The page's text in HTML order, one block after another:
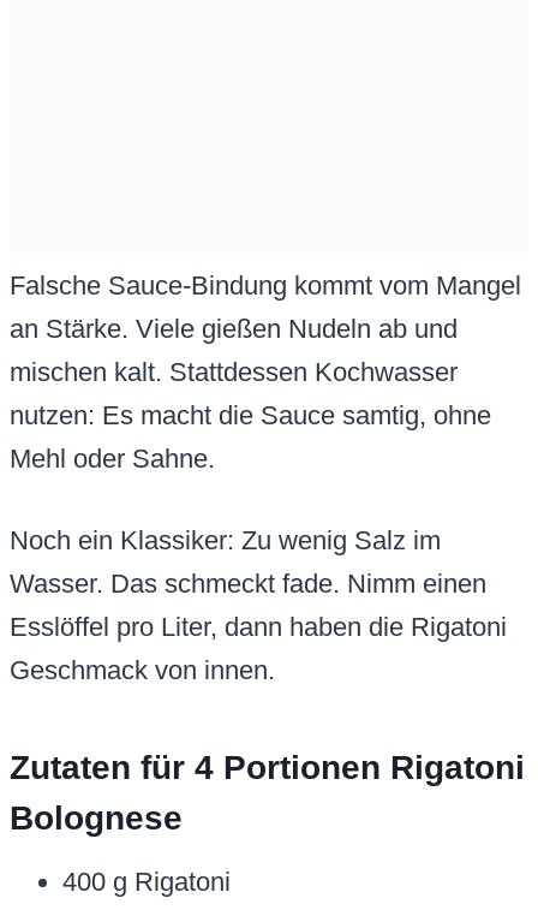
Falsche Sauce-Bindung kommt vom Mangel
an Stärke. Viele gießen Nudeln ab und
mischen kalt. Stattdessen Kochwasser
nutzen: Es macht die Sauce samtig, ohne
Mehl oder Sahne.
Noch ein Klassiker: Zu wenig Salz im
Wasser. Das schmeckt fade. Nimm einen
Esslöffel pro Liter, dann haben die Rigatoni
Geschmack von innen.
Zutaten für 4 Portionen Rigatoni
Bolognese
400 g Rigatoni